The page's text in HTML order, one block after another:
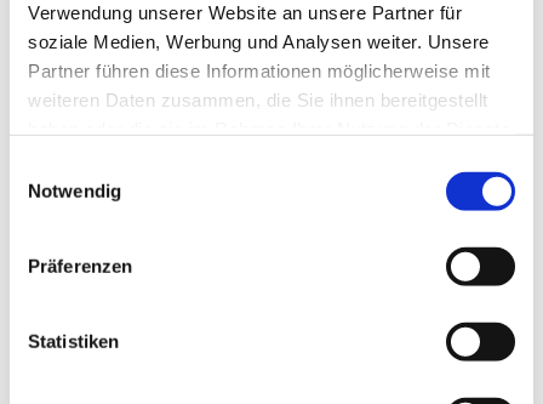
Verwendung unserer Website an unsere Partner für
soziale Medien, Werbung und Analysen weiter. Unsere
Partner führen diese Informationen möglicherweise mit
weiteren Daten zusammen, die Sie ihnen bereitgestellt
Notwendig
Präferenzen
Statistiken